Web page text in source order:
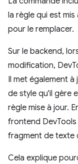
la règle qui est
pour le remplacer.
Sur le backend,
modification,
Il met également
de style qu'il gère
règle mise à jour.
frontend
fragment de texte
Cela explique